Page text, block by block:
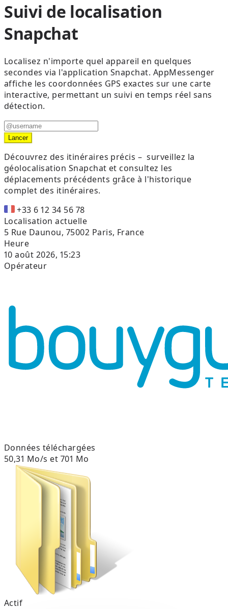
Suivi de localisation
Snapchat
Localisez n'importe quel appareil en quelques
secondes via l'application Snapchat. AppMessenger
affiche les coordonnées GPS exactes sur une carte
interactive, permettant un suivi en temps réel sans
détection.
Lancer
Découvrez des itinéraires précis –surveillez la
géolocalisation Snapchat et consultez les
déplacements précédents grâce à l'historique
complet des itinéraires.
+33 6 12 34 56 78
Localisation actuelle
5 Rue Daunou, 75002 Paris, France
Heure
10 août 2026, 15:23
Opérateur
Données téléchargées
50,31 Mo/s et 701 Mo
Actif